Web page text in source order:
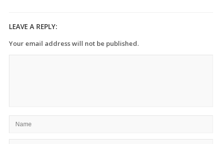
LEAVE A REPLY:
Your email address will not be published.